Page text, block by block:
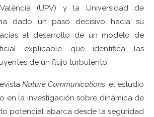
(UPV) y la Universidad de
dado un paso decisivo hacia su
al desarrollo de un modelo de
explicable que identifica las
de un flujo turbulento.
Nature Communications, el estudio
en la investigación sobre dinámica de
potencial abarca desde la seguridad